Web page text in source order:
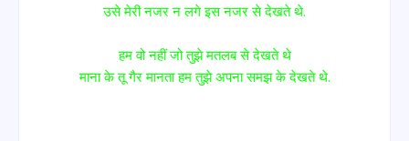
उसे मेरी नजर न लगे इस नजर से देखते थे.
हम वो नहीं जो तुझे मतलब से देखते थे
माना के तू गैर मानता हम तुझे अपना समझ के देखते थे.